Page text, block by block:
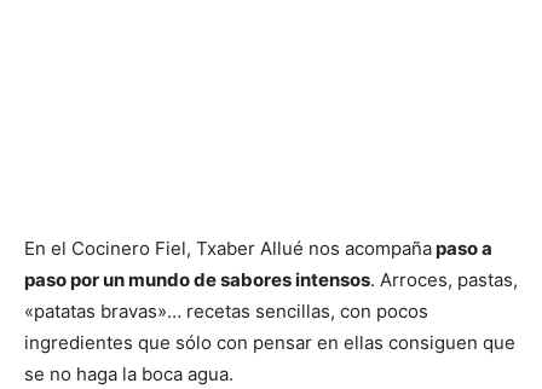
En el Cocinero Fiel, Txaber Allué nos acompañapaso a
paso por un mundo de sabores intensos. Arroces, pastas,
«patatas bravas»… recetas sencillas, con pocos
ingredientes que sólo con pensar en ellas consiguen que
se no haga la boca agua.